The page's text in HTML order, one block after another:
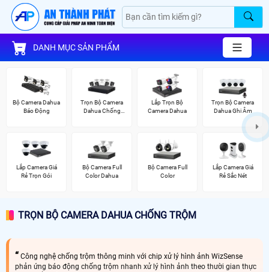
DANH MỤC SẢN PHẨM
Bộ Camera Dahua
Báo Động
Trọn Bộ Camera
Dahua Chống
Lắp Trọn Bộ
Camera Dahua
Trọn Bộ Camera
Dahua Ghi Âm
Lắp Camera Giá
Rẻ Trọn Gói
Bộ Camera Full
Color Dahua
Bộ Camera Full
Color
Lắp Camera Giá
Rẻ Sắc Nét
TRỌN BỘ CAMERA DAHUA CHỐNG TRỘM
Công nghệ chống trộm thông minh với chip xử lý hình ảnh WizSense
phản ứng báo động chống trộm nhanh xử lý hình ảnh theo thười gian thực